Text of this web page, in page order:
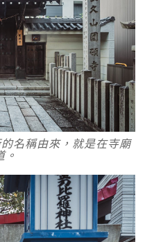
名稱由來，就是在寺廟
。